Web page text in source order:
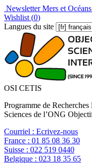
Newsletter Mers et Océans
Wishlist (0)
Langues du site
OSI CETIS
Programme de
Sciences de l’ONG
Courriel : Ecrivez-nous
France : 01 85 08 36 30
Suisse : 022 519 0440
Belgique : 023 18 35 65